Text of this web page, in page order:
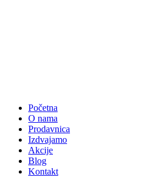
Početna
O nama
Prodavnica
Izdvajamo
Akcije
Blog
Kontakt